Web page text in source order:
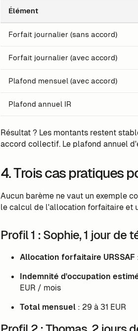
Élément
Forfait journalier (sans accord)
Forfait journalier (avec accord)
Plafond mensuel (avec accord)
Plafond annuel IR
Résultat ? Les montants restent
accord collectif. Le plafond annuel
4. Trois cas pratiques
Aucun barème ne vaut un exemple
le calcul de l'allocation forfaitaire et
Profil 1 : Sophie, 1 jour de
Allocation forfaitaire URSSAF
Indemnité d'occupation
EUR / mois
Total mensuel : 29 à 31 EUR